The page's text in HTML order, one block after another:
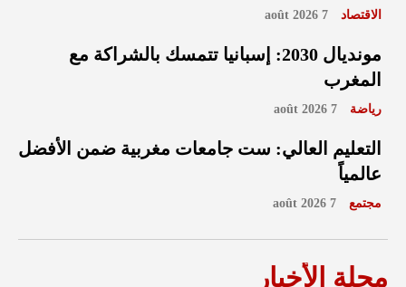
الاقتصاد 7 août 2026
مونديال 2030: إسبانيا تتمسك بالشراكة مع
المغرب
رياضة 7 août 2026
التعليم العالي: ست جامعات مغربية ضمن الأفضل
عالمياً
مجتمع 7 août 2026
مجلة الأخبار